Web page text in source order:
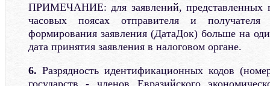
ПРИМЕЧАНИЕ: для заявлений, представленных
часовых поясах отправителя и получателя
формирования заявления (ДатаДок) больше на
дата принятия заявления в налоговом органе.
6. Разрядность идентификационных кодов
государств - членов Евразийского